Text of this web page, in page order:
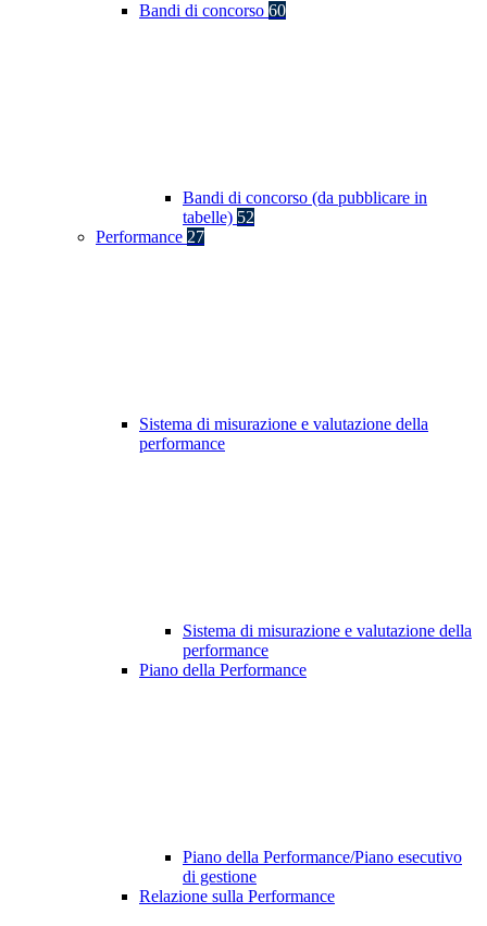
Bandi di concorso 60
Bandi di concorso (da pubblicare in
tabelle) 52
Performance 27
Sistema di misurazione e valutazione della
performance
Sistema di misurazione e valutazione della
performance
Piano della Performance
Piano della Performance/Piano esecutivo
di gestione
Relazione sulla Performance